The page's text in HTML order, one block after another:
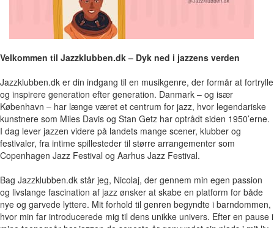
Velkommen til Jazzklubben.dk – Dyk ned i jazzens verden
Jazzklubben.dk er din indgang til en musikgenre, der formår at fortrylle
og inspirere generation efter generation. Danmark – og især
København – har længe været et centrum for jazz, hvor legendariske
kunstnere som Miles Davis og Stan Getz har optrådt siden 1950’erne.
I dag lever jazzen videre på landets mange scener, klubber og
festivaler, fra intime spillesteder til større arrangementer som
Copenhagen Jazz Festival og Aarhus Jazz Festival.
Bag Jazzklubben.dk står jeg, Nicolaj, der gennem min egen passion
og livslange fascination af jazz ønsker at skabe en platform for både
nye og garvede lyttere. Mit forhold til genren begyndte i barndommen,
hvor min far introducerede mig til dens unikke univers. Efter en pause i